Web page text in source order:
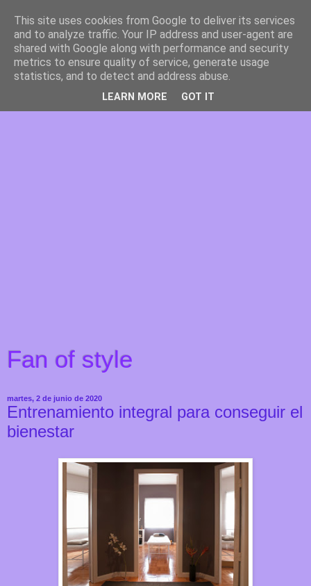
Fan of style
martes, 2 de junio de 2020
Entrenamiento integral para conseguir el
bienestar
This site uses cookies from Google to deliver its services
and to analyze traffic. Your IP address and user-agent are
shared with Google along with performance and security
metrics to ensure quality of service, generate usage
statistics, and to detect and address abuse.
LEARN MORE GOT IT